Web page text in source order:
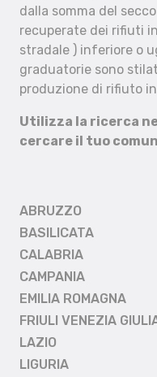
dalla somma del
recuperate dei rifiuti
stradale ) inferiore o
graduatorie sono
produzione di rifiuto
Utilizza la ricerca
cercare il tuo
ABRUZZO
BASILICATA
CALABRIA
CAMPANIA
EMILIA ROMAGNA
FRIULI VENEZIA
LAZIO
LIGURIA